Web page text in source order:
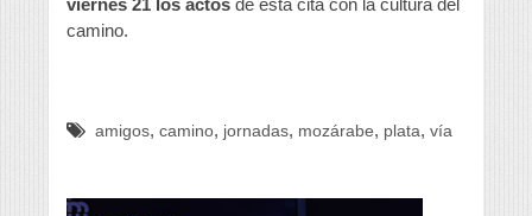
viernes 21 los actos de esta cita con la cultura del
camino.
amigos, camino, jornadas, mozárabe, plata, vía